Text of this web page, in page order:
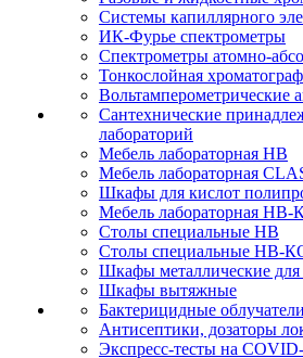
Системы капиллярного
ИК-Фурье спектрометры
Спектрометры атомно-
Тонкослойная
Вольтамперометрические
Сантехнические
лабораторий
Мебель лабораторная НВ
Мебель лабораторная
Шкафы для кислот
Мебель лабораторная
Столы специальные НВ
Столы специальные
Шкафы металлические
Шкафы вытяжные
Бактерицидные облучатели
Антисептики, дозаторы
Экспресс-тесты на